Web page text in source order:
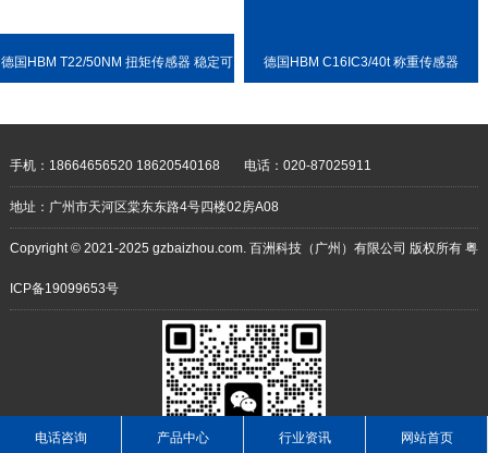
德国HBM T22/50NM 扭矩传感器 稳定可 德国HBM C16IC3/40t 称重传感器
手机：18664656520 18620540168 电话：020-87025911
地址：广州市天河区棠东东路4号四楼02房A08
Copyright © 2021-2025 gzbaizhou.com. 百洲科技（广州）有限公司 版权所有 粤
ICP备19099653号
电话咨询 产品中心 行业资讯 网站首页